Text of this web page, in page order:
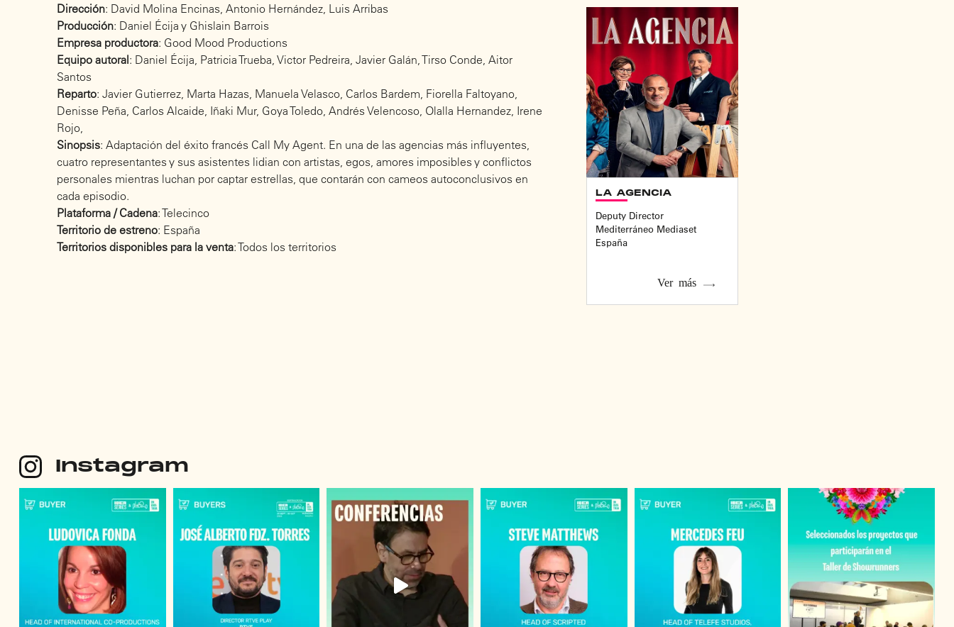
Dirección: David Molina Encinas, Antonio Hernández, Luis Arribas
Producción: Daniel Écija y Ghislain Barrois
Empresa productora: Good Mood Productions
Equipo autoral: Daniel Écija, Patricia Trueba, Victor Pedreira, Javier Galán, Tirso Conde, Aitor
Santos
Reparto: Javier Gutierrez, Marta Hazas, Manuela Velasco, Carlos Bardem, Fiorella Faltoyano,
Denisse Peña, Carlos Alcaide, Iñaki Mur, Goya Toledo, Andrés Velencoso, Olalla Hernandez, Irene
Rojo,
Sinopsis: Adaptación del éxito francés Call My Agent. En una de las agencias más influyentes,
cuatro representantes y sus asistentes lidian con artistas, egos, amores imposibles y conflictos
personales mientras luchan por captar estrellas, que contarán con cameos autoconclusivos en
cada episodio.
Plataforma / Cadena: Telecinco
Territorio de estreno: España
Territorios disponibles para la venta: Todos los territorios
LA AGENCIA
Deputy Director
Mediterráneo Mediaset
España
Ver más
Instagram